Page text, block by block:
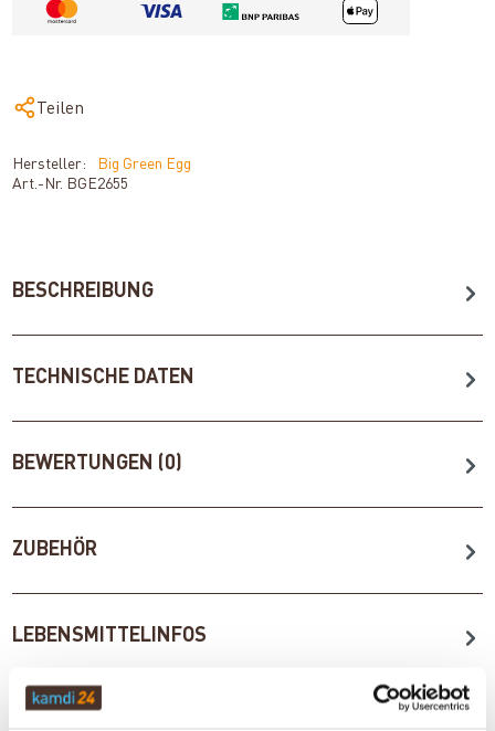
Teilen
Hersteller:
Big Green Egg
Art.-Nr. BGE2655
BESCHREIBUNG
TECHNISCHE DATEN
BEWERTUNGEN (0)
ZUBEHÖR
LEBENSMITTELINFOS